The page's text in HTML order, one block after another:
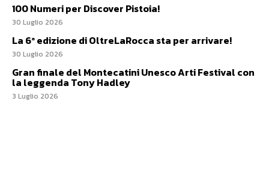
100 Numeri per Discover Pistoia!
30 Luglio 2026
La 6ª edizione di OltreLaRocca sta per arrivare!
30 Luglio 2026
Gran finale del Montecatini Unesco Arti Festival con
la leggenda Tony Hadley
3 Luglio 2026